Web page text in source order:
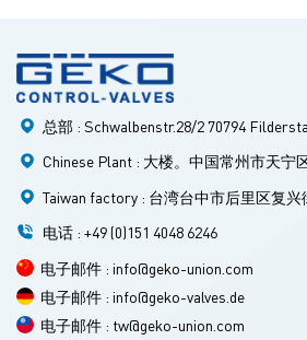
总部 : Schwalbenstr.28/2 70794
Chinese Plant : 大楼。中国常州市天宁
Taiwan factory : 台湾台中市后里区复兴
电话 : +49 (0)151 4048 6246
电子邮件 : info@geko-union.com
电子邮件 : info@geko-valves.de
电子邮件 : tw@geko-union.com